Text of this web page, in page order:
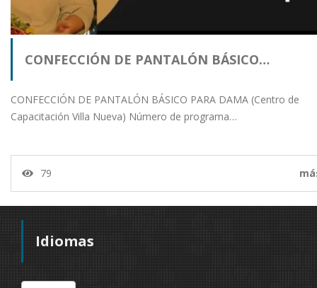
CONFECCIÓN DE PANTALÓN BÁSICO…
CONFECCIÓN DE PANTALÓN BÁSICO PARA DAMA (Centro de
Capacitación Villa Nueva) Número de programa…
79
Idiomas